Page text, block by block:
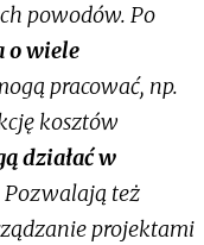
powodów. Po
o wiele
pracować, np.
kosztów
działać w
Pozwalają też
projektami